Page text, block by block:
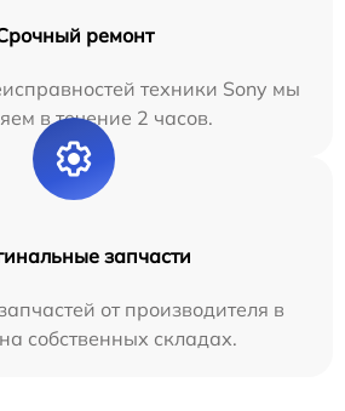
ремонт
техники Sony мы
в течение 2 часов.
запчасти
от производителя в
собственных складах.